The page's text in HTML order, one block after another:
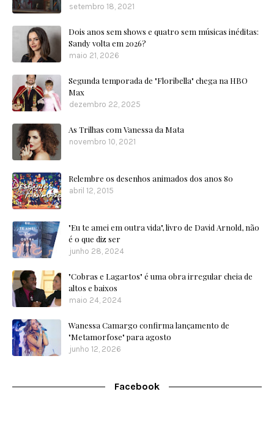
setembro 18, 2021
Dois anos sem shows e quatro sem músicas inéditas:
Sandy volta em 2026?
maio 21, 2026
Segunda temporada de "Floribella" chega na HBO
Max
dezembro 22, 2025
As Trilhas com Vanessa da Mata
novembro 10, 2021
Relembre os desenhos animados dos anos 80
abril 12, 2015
"Eu te amei em outra vida", livro de David Arnold, não
é o que diz ser
junho 28, 2024
"Cobras e Lagartos" é uma obra irregular cheia de
altos e baixos
maio 24, 2024
Wanessa Camargo confirma lançamento de
"Metamorfose" para agosto
junho 12, 2026
Facebook